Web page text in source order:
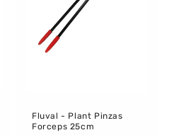
Fluval - Plant Pinzas
Forceps 25cm